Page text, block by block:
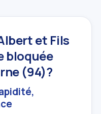
et Fils
bloquée
(94)?